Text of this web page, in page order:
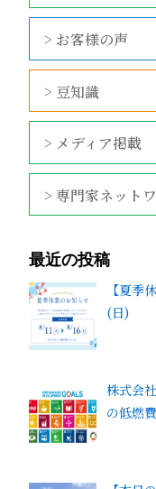
> お客様の声
> 豆知識
> メディア掲載
> 専門家ネット
最近の投稿
【夏季
(日)
株式会
の低燃